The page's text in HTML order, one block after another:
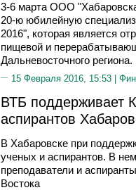
3-6 марта ООО
20-ю юбилейную
2016", которая является
пищевой и
Дальневосточного региона.
15 Февраля 2016, 15:53 |
ВТБ поддерживает
аспирантов
В Хабаровске при
ученых и аспирантов. В
преподаватели и
Востока